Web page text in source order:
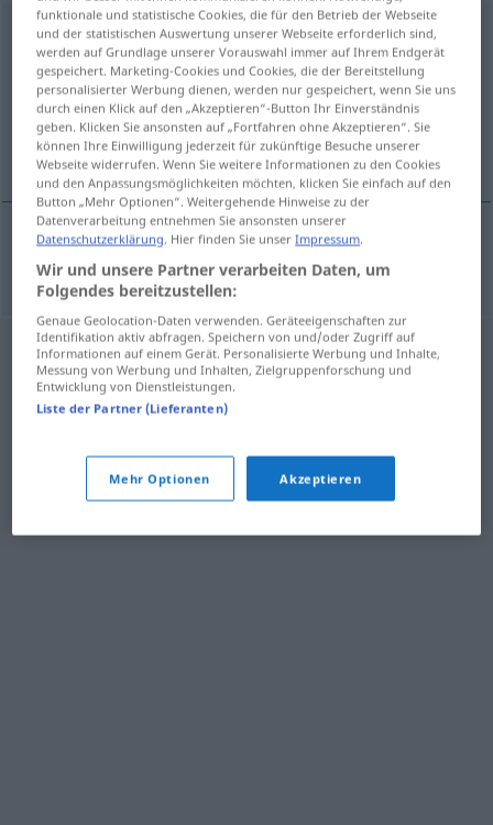
Wunderkindn
Übersicht aller Übersetzungen
(Für mehr Details die Übersetzung anklicken/antippen)
enfant prodige
enfant mprodige Wunderkind
funktionale und statistische Cookies, die für den Betrieb der Webseite
und der statistischen Auswertung unserer Webseite erforderlich sind,
werden auf Grundlage unserer Vorauswahl immer auf Ihrem Endgerät
gespeichert. Marketing-Cookies und Cookies, die der Bereitstellung
personalisierter Werbung dienen, werden nur gespeichert, wenn Sie uns
durch einen Klick auf den „Akzeptieren“-Button Ihr Einverständnis
geben. Klicken Sie ansonsten auf „Fortfahren ohne Akzeptieren“. Sie
können Ihre Einwilligung jederzeit für zukünftige Besuche unserer
Webseite widerrufen. Wenn Sie weitere Informationen zu den Cookies
und den Anpassungsmöglichkeiten möchten, klicken Sie einfach auf den
Button „Mehr Optionen“. Weitergehende Hinweise zu der
Datenverarbeitung entnehmen Sie ansonsten unserer
Datenschutzerklärung. Hier finden Sie unserImpressum.
Wir und unsere Partner verarbeiten Daten, um
Folgendes bereitzustellen:
Genaue Geolocation-Daten verwenden. Geräteeigenschaften zur
Identifikation aktiv abfragen. Speichern von und/oder Zugriff auf
Informationen auf einem Gerät. Personalisierte Werbung und Inhalte,
Messung von Werbung und Inhalten, Zielgruppenforschung und
Entwicklung von Dienstleistungen.
Liste der Partner (Lieferanten)
Mehr Optionen Akzeptieren